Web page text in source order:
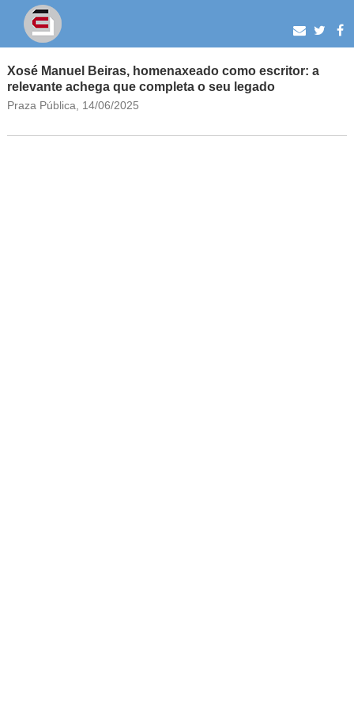
Xosé Manuel Beiras, homenaxeado como escritor: a
relevante achega que completa o seu legado
Praza Pública, 14/06/2025